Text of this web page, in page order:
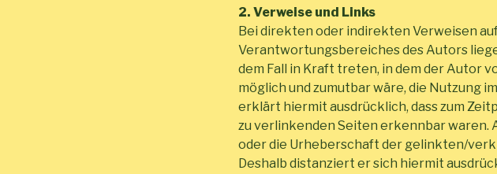
2. Verweise und Links
Bei direkten oder indirekten Verweisen
Verantwortungsbereiches des Autors
dem Fall in Kraft treten, in dem der Autor
möglich und zumutbar wäre, die Nutzung
erklärt hiermit ausdrücklich, dass zum
zu verlinkenden Seiten erkennbar waren.
oder die Urheberschaft der gelinkten/
Deshalb distanziert er sich hiermit